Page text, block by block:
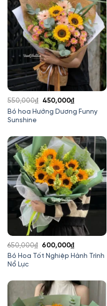
Bó hoa Hướng Dương Funny
Sunshine
550,000₫
Giá
gốc
450,000₫Giá
hiện
450,000₫.
Bó Hoa Tốt Nghiệp Hành Trình
Nổ Lực
650,000₫
Giá
gốc
600,000₫Giá
hiện
600,000₫.